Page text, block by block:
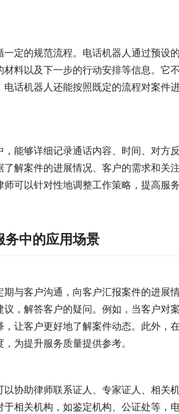
定的规范流程。电话机器人通过预设
料以及下一步的行动安排等信息。它
话机器人还能按照既定的流程对案件
能够详细记录通话内容、时间、对方
解案件的进展情况、客户的需求和关
可以针对性地调整工作策略，提高服
务中的应用场景
与客户沟通，向客户汇报案件的进展
，解答客户的疑问。例如，当客户对
让客户更好地了解案件动态。此外，
为提升服务质量提供参考。
协助律师联系证人、专家证人、相关
相关机构，如鉴定机构、公证处等，